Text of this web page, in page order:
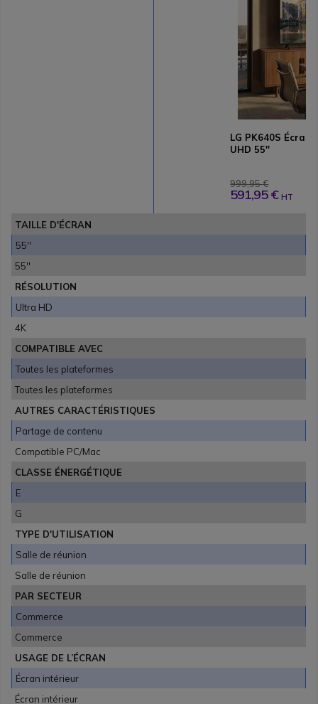
LG PK640S
UHD 55''
999,95 €
591,95 € HT
TAILLE D'ÉCRAN
55''
55''
RÉSOLUTION
Ultra HD
4K
COMPATIBLE AVEC
Toutes les plateformes
Toutes les plateformes
AUTRES CARACTÉRISTIQUES
Partage de contenu
Compatible PC/Mac
CLASSE ÉNERGÉTIQUE
E
G
TYPE D'UTILISATION
Salle de réunion
Salle de réunion
PAR SECTEUR
Commerce
Commerce
USAGE DE L’ÉCRAN
Écran intérieur
Écran intérieur